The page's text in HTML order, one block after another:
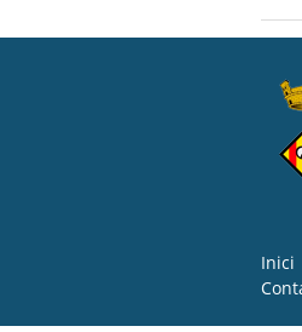
Inici